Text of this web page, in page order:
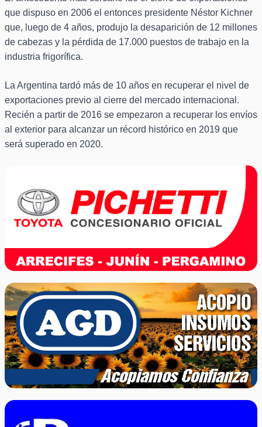
que dispuso en 2006 el entonces presidente Néstor Kichner
que, luego de 4 años, produjo la desaparición de 12 millones
de cabezas y la pérdida de 17.000 puestos de trabajo en la
industria frigorífica.
La Argentina tardó más de 10 años en recuperar el nivel de
exportaciones previo al cierre del mercado internacional.
Recién a partir de 2016 se empezaron a recuperar los envíos
al exterior para alcanzar un récord histórico en 2019 que
será superado en 2020.